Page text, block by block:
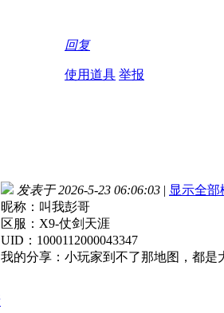
回复
使用道具 举报
发表于 2026-5-23 06:06:03 | 显示全部
昵称：叫我彭哥
区服：X9-仗剑天涯
UID：1000112000043347
我的分享：小玩家到不了那地图，都是